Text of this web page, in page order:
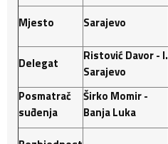
Mjesto
Sarajevo
Delegat
Ristović Davor - I.
Sarajevo
Posmatrač
suđenja
Širko Momir -
Banja Luka